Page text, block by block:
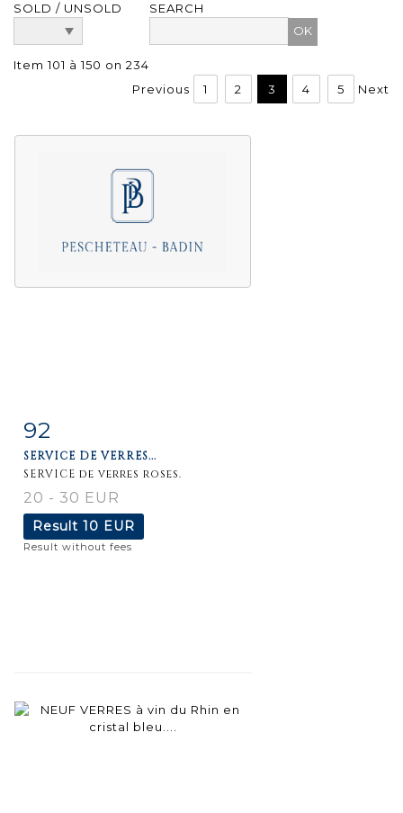
SOLD / UNSOLD
SEARCH
Item 101 à 150 on 234
Previous
1 2 3 4 5 Next
Item detail
92
SERVICE DE VERRES...
SERVICE de verres roses.
20 - 30 EUR
Result 10 EUR
Result without fees